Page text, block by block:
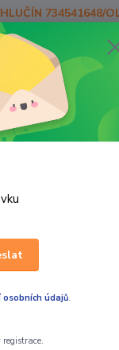
734541648/
údajů.